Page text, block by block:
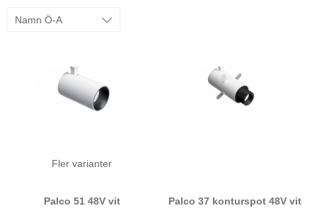
Namn Ö-A
Fler varianter
Palco 51 48V vit Palco 37 konturspot 48V vit